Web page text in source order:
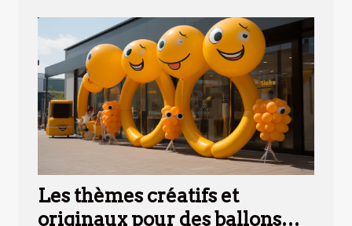
Les thèmes créatifs et
originaux pour des ballons